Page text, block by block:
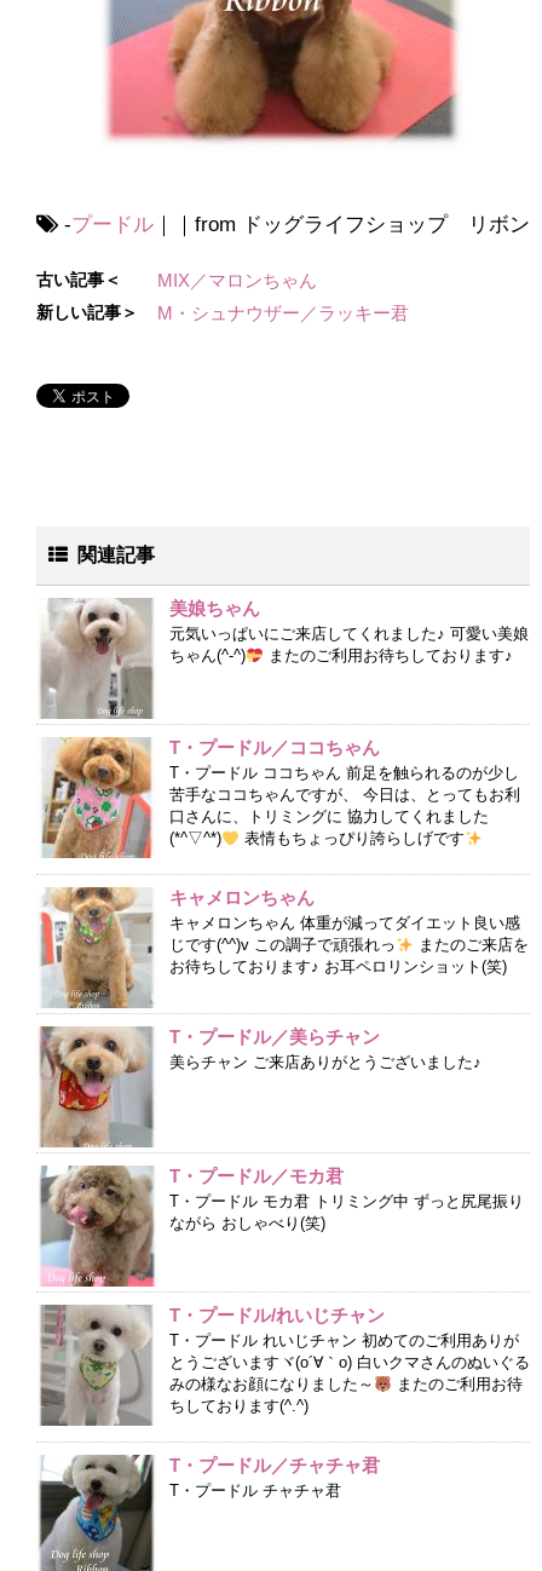
-プードル ｜｜from ドッグライフショップ リボン
古い記事＜ MIX／マロンちゃん
新しい記事＞ M・シュナウザー／ラッキー君
関連記事
美娘ちゃん
元気いっぱいにご来店してくれました♪ 可愛い美娘
ちゃん(^-^)
またのご利用お待ちしております♪
T・プードル／ココちゃん
T・プードル ココちゃん 前足を触られるのが少し
苦手なココちゃんですが、 今日は、とってもお利
口さんに、トリミングに 協力してくれました
(*^▽^*)
表情もちょっぴり誇らしげです
キャメロンちゃん
キャメロンちゃん 体重が減ってダイエット良い感
じです(^^)v この調子で頑張れっ
またのご来店を
お待ちしております♪ お耳ペロリンショット(笑)
T・プードル／美らチャン
美らチャン ご来店ありがとうございました♪
T・プードル／モカ君
T・プードル モカ君 トリミング中 ずっと尻尾振り
ながら おしゃべり(笑)
T・プードル/れいじチャン
T・プードル れいじチャン 初めてのご利用ありが
とうございますヾ(o´∀｀o) 白いクマさんのぬいぐる
みの様なお顔になりました～
またのご利用お待
ちしております(^.^)
T・プードル／チャチャ君
T・プードル チャチャ君